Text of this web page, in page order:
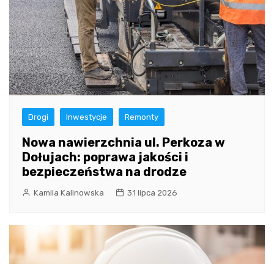
Drogi Inwestycje Remonty
Nowa nawierzchnia ul. Perkoza w
Dołujach: poprawa jakości i
bezpieczeństwa na drodze
Kamila Kalinowska 31 lipca 2026